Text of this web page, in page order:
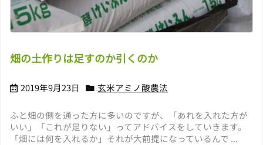
畑の土作りは足すのか引くのか
2019年9月23日 玄米アミノ酸農法
ふと畑の側を通った方に多いのですが、「あれを入れた方が
いい」「これが足りない」ってアドバイスをしていきます。
「畑には何を入れるか」それが大前提になっているんで ...